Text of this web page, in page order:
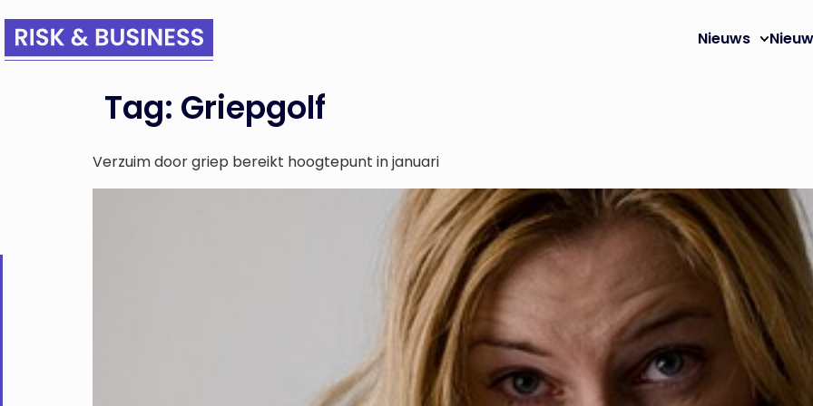
Nieuws
Tag: Griepgolf
Verzuim door griep bereikt hoogtepunt in januari